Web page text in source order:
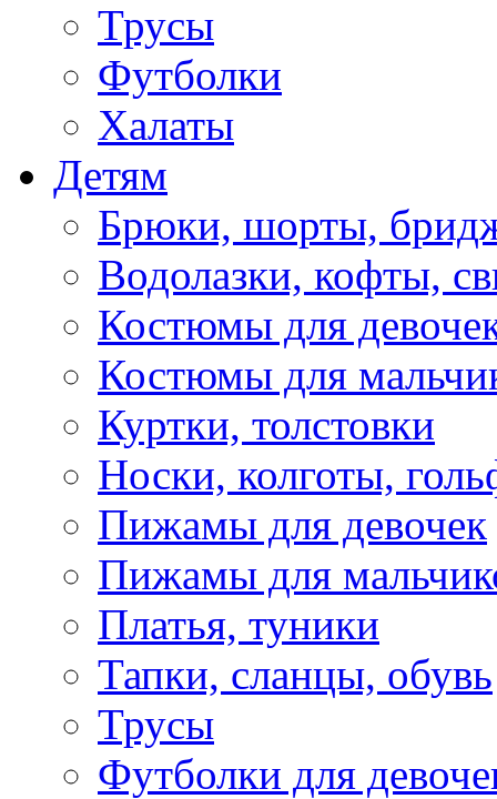
Трусы
Футболки
Халаты
Детям
Брюки, шорты,
Водолазки, кофты,
Костюмы для
Костюмы для
Куртки, толстовки
Носки, колготы,
Пижамы для девочек
Пижамы для
Платья, туники
Тапки, сланцы, обувь
Трусы
Футболки для